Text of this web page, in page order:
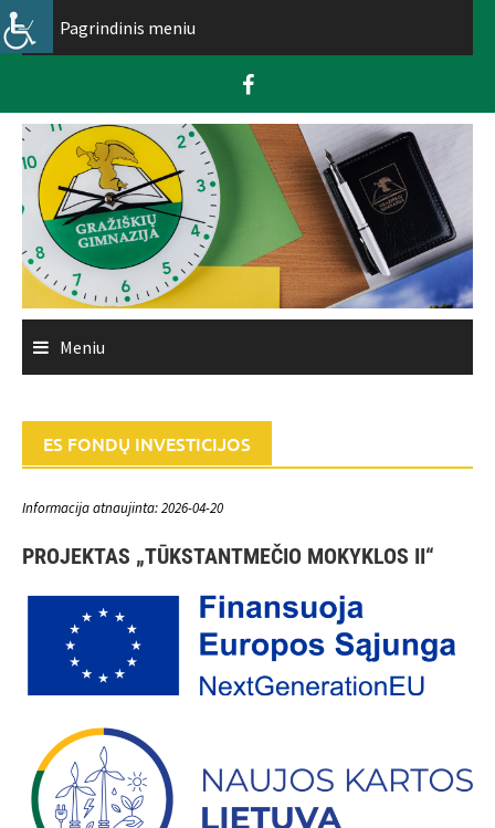
Skip
to
Pagrindinis meniu
Meniu
ES FONDŲ INVESTICIJOS
Informacija atnaujinta: 2026-04-20
PROJEKTAS „TŪKSTANTMEČIO MOKYKLOS II“